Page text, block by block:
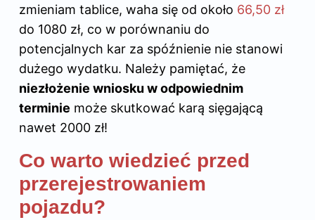
zmieniam tablice, waha się od około 66,50 zł
do 1080 zł, co w porównaniu do
potencjalnych kar za spóźnienie nie stanowi
dużego wydatku. Należy pamiętać, że
niezłożenie wniosku w odpowiednim
terminie może skutkować karą sięgającą
nawet 2000 zł!
Co warto wiedzieć przed
przerejestrowaniem
pojazdu?